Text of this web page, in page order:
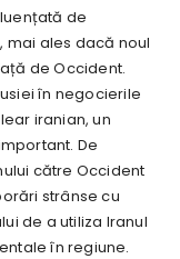
de
mai ales dacă noul
de Occident.
în negocierile
iranian, un
De
către Occident
strânse cu
de a utiliza Iranul
în regiune.